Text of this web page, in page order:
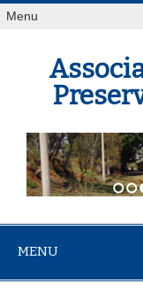
Menu
1 2
MENU